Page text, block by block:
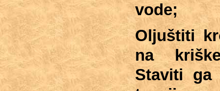
vode;
Oljuštiti
na
Staviti ga